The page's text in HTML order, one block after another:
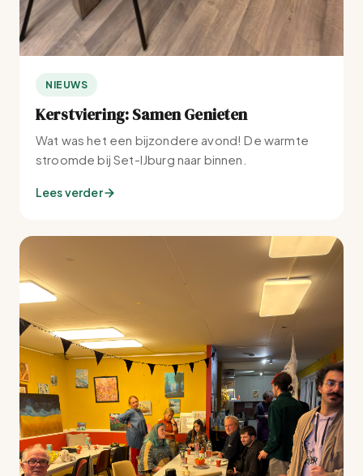
NIEUWS
Kerstviering: Samen Genieten
Wat was het een bijzondere avond! De warmte
stroomde bij Set-IJburg naar binnen.
Lees verder